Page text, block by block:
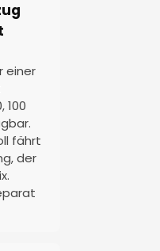
einer
100
fährt
der